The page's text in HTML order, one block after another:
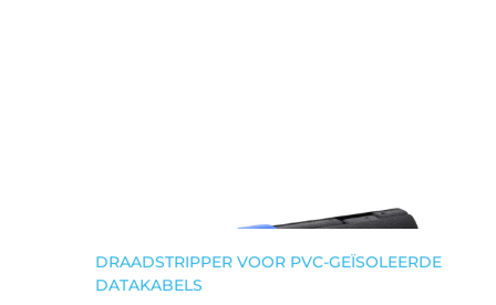
DRAADSTRIPPER VOOR PVC-GEÏSOLEERDE
DATAKABELS